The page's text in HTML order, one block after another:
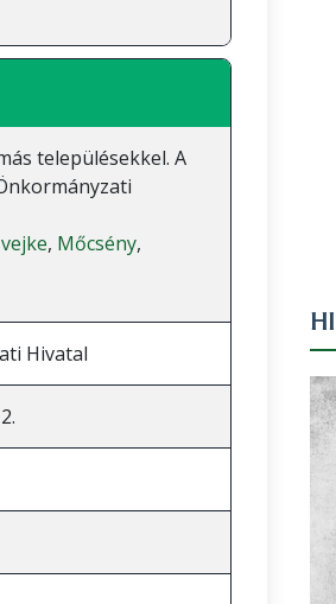
településekkel. A
, Mőcsény,
Hivatal